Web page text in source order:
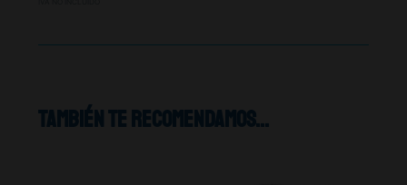
También te recomendamos…